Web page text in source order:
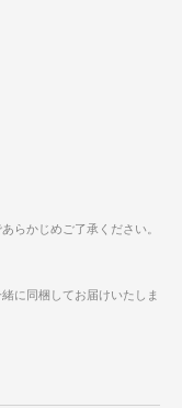
らかじめご了承ください。
に同梱してお届けいたしま